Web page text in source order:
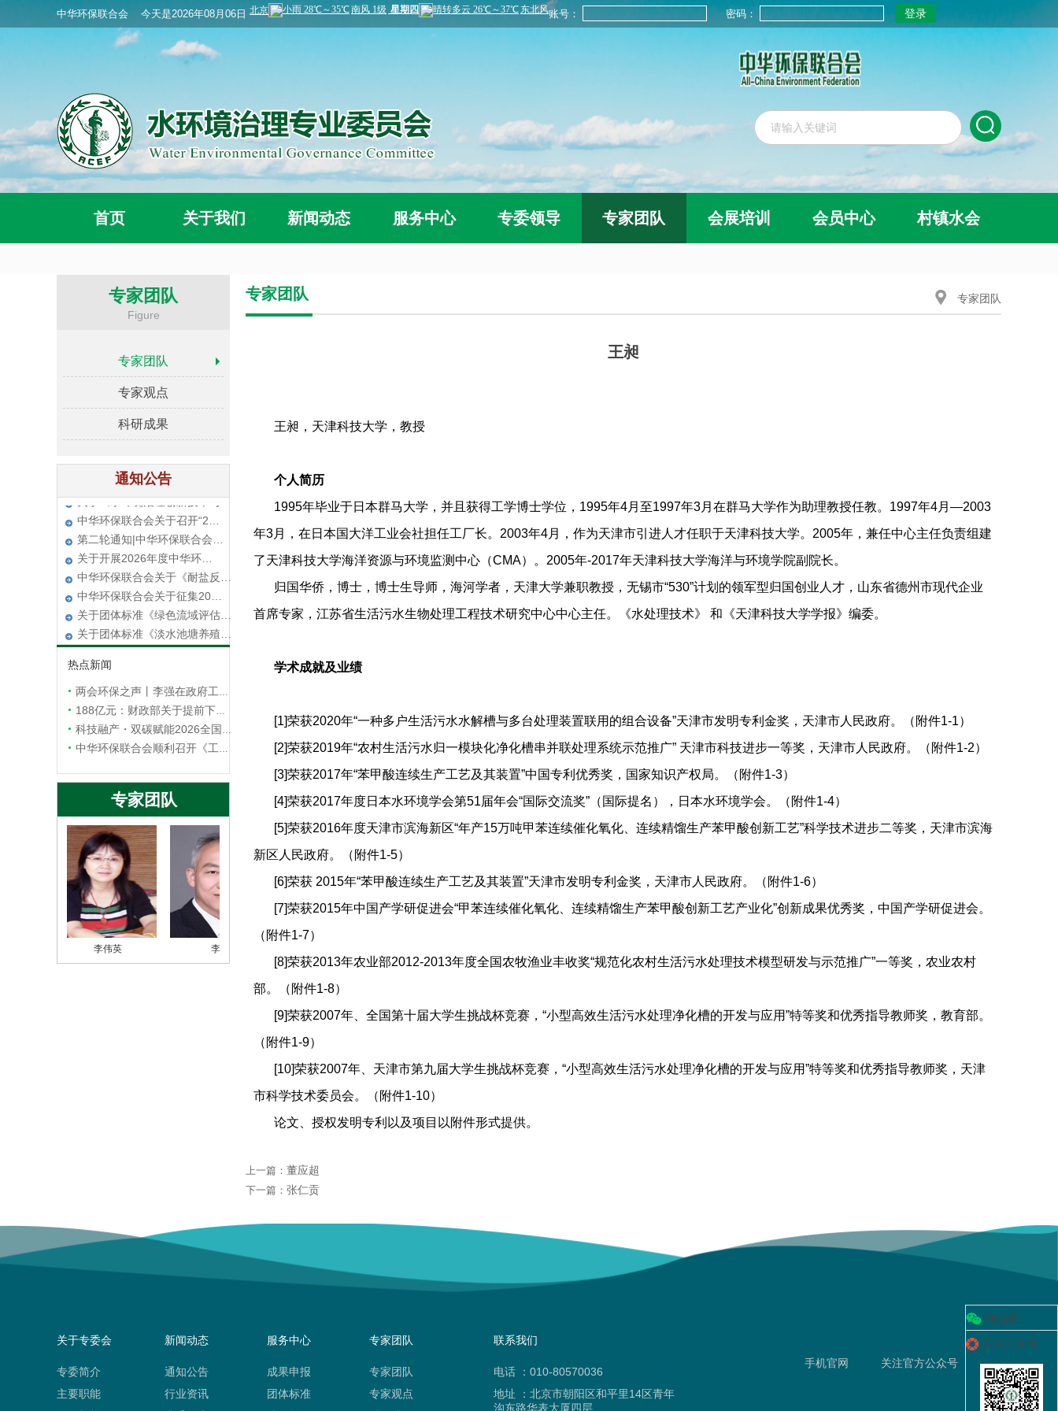
中华环保联合会 今天是2026年08月06日 账号： 密码：
首页 关于我们 新闻动态 服务中心 专委领导 专家团队 会展培训 会员中心 村镇水会
专家团队
Figure
专家团队
专家观点
科研成果
通知公告
关于团体标准《绿色流域评估…
关于转发2026年度中华环…
中华环保联合会关于《小粒径…
关于《水环境治理创新技术与…
中华环保联合会关于召开“2…
第二轮通知|中华环保联合会…
关于开展2026年度中华环…
中华环保联合会关于《耐盐反…
中华环保联合会关于征集20…
关于团体标准《绿色流域评估…
关于团体标准《淡水池塘养殖…
中华环保联合会关于《小粒径…
关于《水环境治理创新技术与…
中华环保联合会关于召开“2…
第二轮通知|中华环保联合会…
关于开展2026年度中华环…
中华环保联合会关于征集20…
热点新闻
两会环保之声丨李强在政府工作报告中提出，加快推动全面绿色转型
188亿元：财政部关于提前下达2026年水污染防治资金预算的通知
科技融产・双碳赋能2026全国水科技大会在杭州圆满举办
中华环保联合会顺利召开《工业循环水智慧化运行维护指南 总则》等四项团体标准立项评审会
专家团队
李伟英 李 军
专家团队 专家团队
王昶
王昶，天津科技大学，教授
个人简历
1995年毕业于日本群马大学，并且获得工学博士学位，1995年4月至1997年3月在群马大学作为助理教授任教。1997年4月—2003
年3月，在日本国大洋工业会社担任工厂长。2003年4月，作为天津市引进人才任职于天津科技大学。2005年，兼任中心主任负责组建
了天津科技大学海洋资源与环境监测中心（CMA）。2005年-2017年天津科技大学海洋与环境学院副院长。
归国华侨，博士，博士生导师，海河学者，天津大学兼职教授，无锡市“530”计划的领军型归国创业人才，山东省德州市现代企业
首席专家，江苏省生活污水生物处理工程技术研究中心中心主任。《水处理技术》 和《天津科技大学学报》编委。
学术成就及业绩
[1]荣获2020年“一种多户生活污水水解槽与多台处理装置联用的组合设备”天津市发明专利金奖，天津市人民政府。（附件1-1）
[2]荣获2019年“农村生活污水归一模块化净化槽串并联处理系统示范推广” 天津市科技进步一等奖，天津市人民政府。（附件1-2）
[3]荣获2017年“苯甲酸连续生产工艺及其装置”中国专利优秀奖，国家知识产权局。（附件1-3）
[4]荣获2017年度日本水环境学会第51届年会“国际交流奖”（国际提名），日本水环境学会。（附件1-4）
[5]荣获2016年度天津市滨海新区“年产15万吨甲苯连续催化氧化、连续精馏生产苯甲酸创新工艺”科学技术进步二等奖，天津市滨海
新区人民政府。（附件1-5）
[6]荣获 2015年“苯甲酸连续生产工艺及其装置”天津市发明专利金奖，天津市人民政府。（附件1-6）
[7]荣获2015年中国产学研促进会“甲苯连续催化氧化、连续精馏生产苯甲酸创新工艺产业化”创新成果优秀奖，中国产学研促进会。
（附件1-7）
[8]荣获2013年农业部2012-2013年度全国农牧渔业丰收奖“规范化农村生活污水处理技术模型研发与示范推广”一等奖，农业农村
部。（附件1-8）
[9]荣获2007年、全国第十届大学生挑战杯竞赛，“小型高效生活污水处理净化槽的开发与应用”特等奖和优秀指导教师奖，教育部。
（附件1-9）
[10]荣获2007年、天津市第九届大学生挑战杯竞赛，“小型高效生活污水处理净化槽的开发与应用”特等奖和优秀指导教师奖，天津
市科学技术委员会。（附件1-10）
论文、授权发明专利以及项目以附件形式提供。
上一篇： 董应超
下一篇： 张仁贡
微信群
关注公众号
关于专委会
专委简介
主要职能
新闻动态
通知公告
行业资讯
服务中心
成果申报
团体标准
专家团队
专家团队
专家观点
联系我们
电话 ：010-80570036
地址 ：北京市朝阳区和平里14区青年
沟东路华表大厦四层
手机官网 关注官方公众号